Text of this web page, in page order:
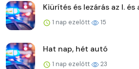
Kiürítés és lezárás az I. és
1 nap ezelőtt 15
Hat nap, hét autó
1 nap ezelőtt 23